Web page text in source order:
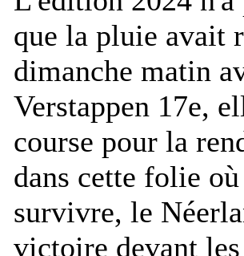
que la pluie avait
dimanche matin
Verstappen 17e,
course pour la
dans cette folie
survivre, le
victoire devant